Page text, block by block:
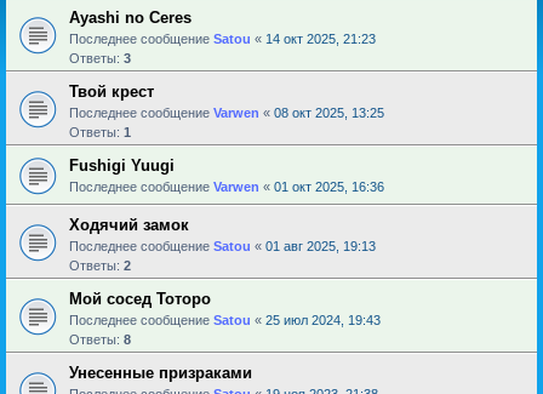
Ayashi no Ceres
Последнее сообщение Satou « 14 окт 2025, 21:23
Ответы: 3
Твой крест
Последнее сообщение Varwen « 08 окт 2025, 13:25
Ответы: 1
Fushigi Yuugi
Последнее сообщение Varwen « 01 окт 2025, 16:36
Ходячий замок
Последнее сообщение Satou « 01 авг 2025, 19:13
Ответы: 2
Мой сосед Тоторо
Последнее сообщение Satou « 25 июл 2024, 19:43
Ответы: 8
Унесенные призраками